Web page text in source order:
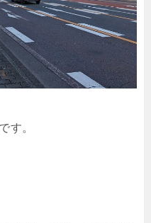
す。